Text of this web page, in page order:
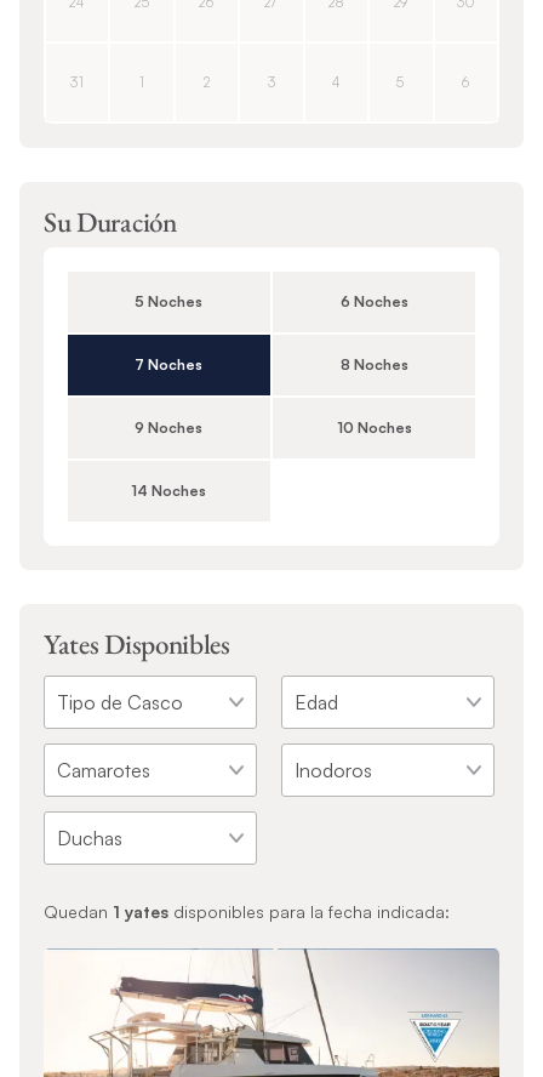
31 1 2 3 4 5 6
Su Duración
5 Noches 6 Noches
7 Noches 8 Noches
9 Noches 10 Noches
14 Noches
Yates Disponibles
Quedan 1 yatesdisponibles para la fecha indicada: